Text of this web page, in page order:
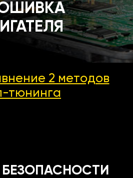
2 методов
тюнинга
БЕЗОПАСНОСТИ